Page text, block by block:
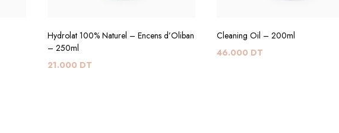
Hydrolat 100% Naturel – Encens d’Oliban
– 250ml
21.000 DT
Cleaning Oil – 200ml
46.000 DT